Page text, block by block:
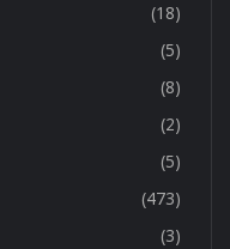
(18)
(5)
(8)
(2)
(5)
(473)
(3)